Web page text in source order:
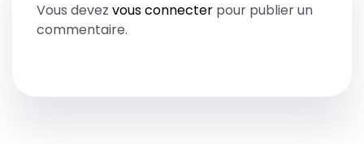
Vous devez vous connecter pour publier un
commentaire.